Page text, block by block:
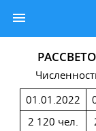
01.01.2022
2 120 чел.